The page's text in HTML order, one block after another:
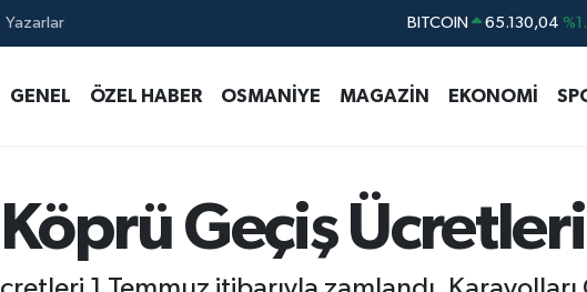
Yazarlar DOLAR 47,7106
STERLİN 64,4046
GENEL ÖZEL HABER OSMANİYE MAGAZİN EKONOMİ
Geçiş